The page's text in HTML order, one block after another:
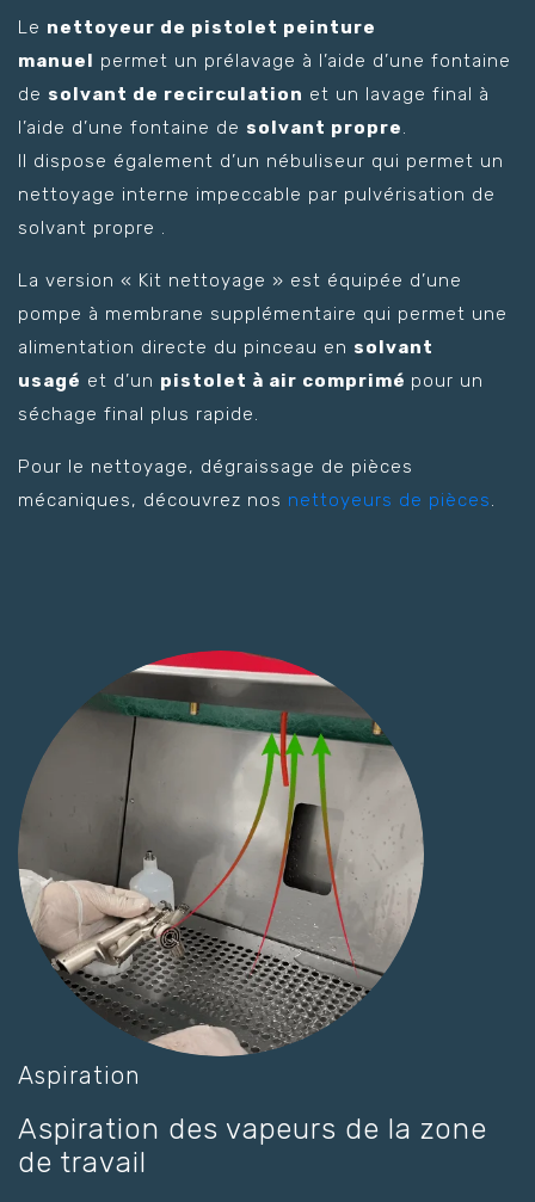
Le nettoyeur de pistolet peinture
manuel permet un prélavage à l’aide d’une fontaine
de solvant de recirculation et un lavage final à
l’aide d’une fontaine de solvant propre.
Il dispose également d’un nébuliseur qui permet un
nettoyage interne impeccable par pulvérisation de
solvant propre .
La version « Kit nettoyage » est équipée d’une
pompe à membrane supplémentaire qui permet une
alimentation directe du pinceau en solvant
usagé et d’un pistolet à air comprimé pour un
séchage final plus rapide.
Pour le nettoyage, dégraissage de pièces
mécaniques, découvrez nos nettoyeurs de pièces.
Aspiration
Aspiration des vapeurs de la zone
de travail